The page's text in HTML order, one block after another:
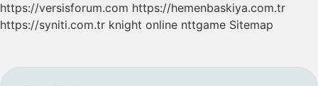
https://versisforum.com https://hemenbaskiya.com.tr
https://syniti.com.tr knight online nttgame Sitemap